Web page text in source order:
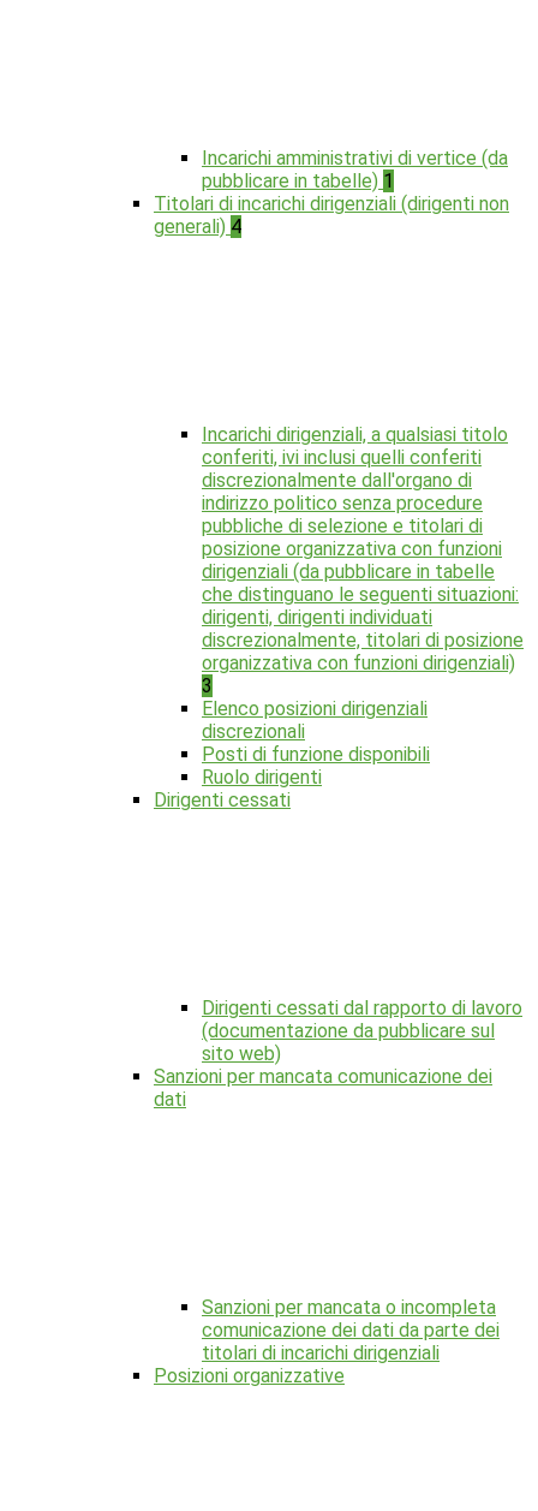
Incarichi amministrativi di vertice (da
pubblicare in tabelle) 1
Titolari di incarichi dirigenziali (dirigenti non
generali) 4
Incarichi dirigenziali, a qualsiasi titolo
conferiti, ivi inclusi quelli conferiti
discrezionalmente dall'organo di
indirizzo politico senza procedure
pubbliche di selezione e titolari di
posizione organizzativa con funzioni
dirigenziali (da pubblicare in tabelle
che distinguano le seguenti situazioni:
dirigenti, dirigenti individuati
discrezionalmente, titolari di posizione
organizzativa con funzioni dirigenziali)
3
Elenco posizioni dirigenziali
discrezionali
Posti di funzione disponibili
Ruolo dirigenti
Dirigenti cessati
Dirigenti cessati dal rapporto di lavoro
(documentazione da pubblicare sul
sito web)
Sanzioni per mancata comunicazione dei
dati
Sanzioni per mancata o incompleta
comunicazione dei dati da parte dei
titolari di incarichi dirigenziali
Posizioni organizzative